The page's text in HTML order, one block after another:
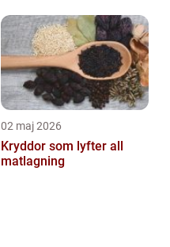
02 maj 2026
Kryddor som lyfter all
matlagning